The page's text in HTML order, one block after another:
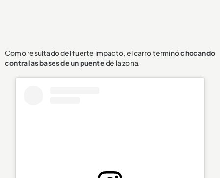
Como resultado del fuerte impacto, el carro terminóchocando
contra las bases de un puentede la zona.